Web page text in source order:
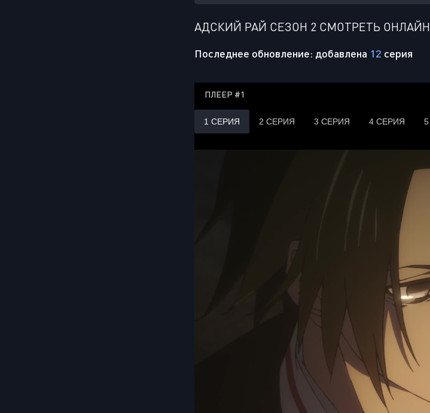
АДСКИЙ РАЙ СЕЗОН 2 СМОТРЕТЬ ОНЛАЙН
Последнее обновление: добавлена 12 серия
ПЛЕЕР #1